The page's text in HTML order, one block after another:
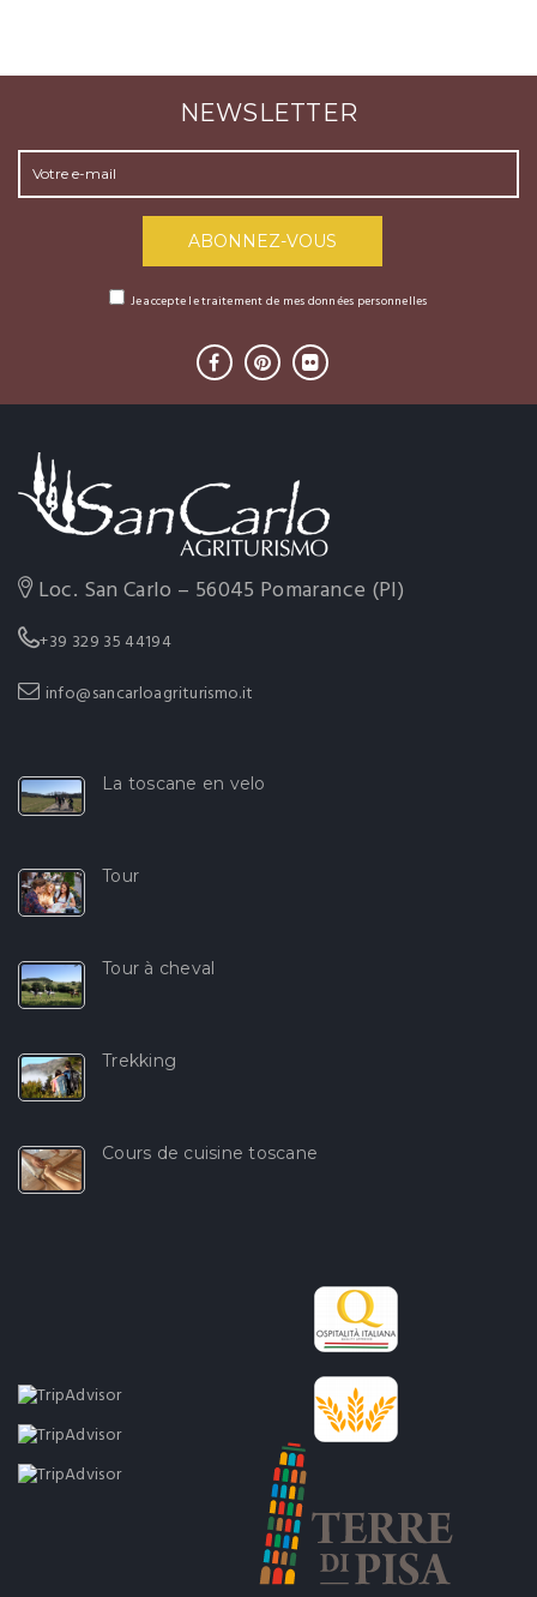
NEWSLETTER
Je accepte le traitement de mes données personnelles
Loc. San Carlo – 56045 Pomarance (PI)
+39 329 35 44194
info@sancarloagriturismo.it
La toscane en velo
Tour
Tour à cheval
Trekking
Cours de cuisine toscane